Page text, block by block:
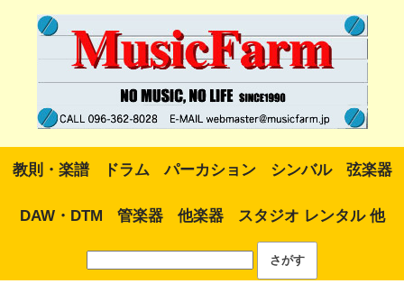
教則・楽譜 ドラム パーカション シンバル 弦楽器
DAW・DTM 管楽器 他楽器 スタジオ レンタル 他